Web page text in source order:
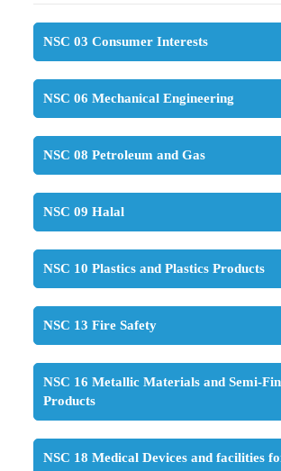
NSC 03 Consumer Interests
NSC 06 Mechanical Engineering
NSC 08 Petroleum and Gas
NSC 09 Halal
NSC 10 Plastics and Plastics Products
NSC 13 Fire Safety
NSC 16 Metallic Materials and Semi-
Products
NSC 18 Medical Devices and facilities